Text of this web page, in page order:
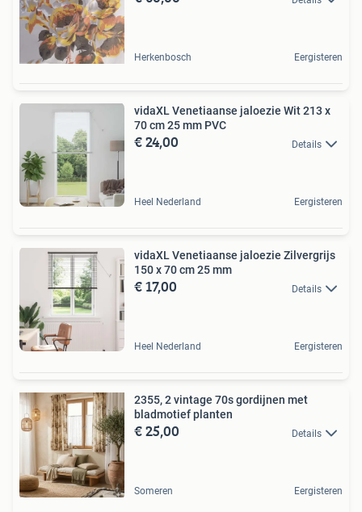
Herkenbosch Eergisteren
vidaXL Venetiaanse jaloezie Wit 213 x
70 cm 25 mm PVC
€ 24,00 Details
Heel Nederland Eergisteren
vidaXL Venetiaanse jaloezie Zilvergrijs
150 x 70 cm 25 mm
€ 17,00 Details
Heel Nederland Eergisteren
2355, 2 vintage 70s gordijnen met
bladmotief planten
€ 25,00 Details
Someren Eergisteren